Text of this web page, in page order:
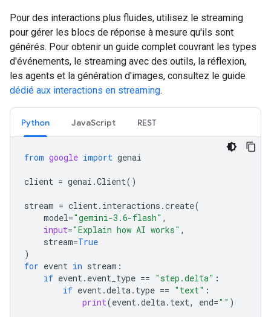
Pour des interactions plus fluides, utilisez le streaming
pour gérer les blocs de réponse à mesure qu'ils sont
générés. Pour obtenir un guide complet couvrant les types
d'événements, le streaming avec des outils, la réflexion,
les agents et la génération d'images, consultez le guide
dédié aux interactions en streaming.
Python JavaScript REST
from google import genai
client = genai .Client()
stream = client. interactions .create(
model="gemini-3.6-flash" ,
input="Explain how AI works" ,
stream=True
)
for event in stream :
if event. event_type == "step.delta" :
if event.delta. type == "text" :
print(event.delta. text, end="" )